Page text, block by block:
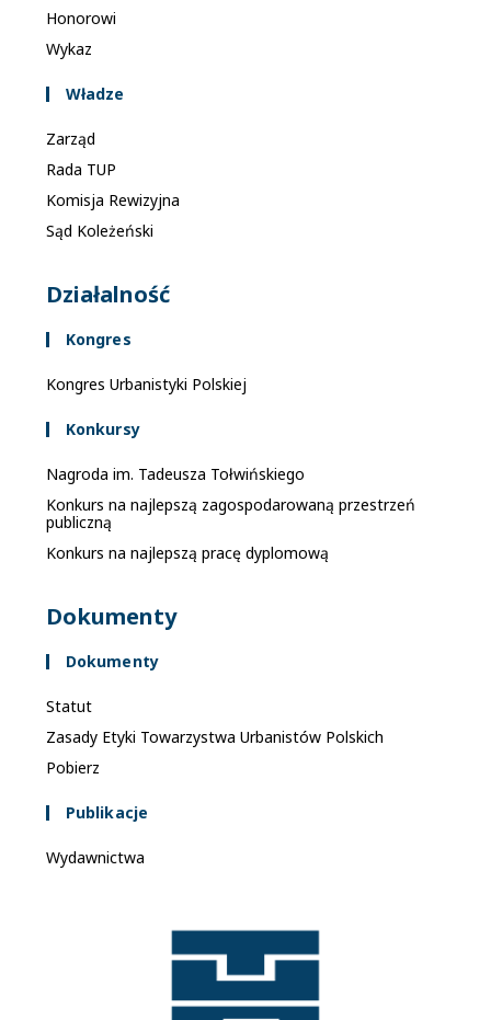
Honorowi
Wykaz
Władze
Zarząd
Rada TUP
Komisja Rewizyjna
Sąd Koleżeński
Działalność
Kongres
Kongres Urbanistyki Polskiej
Konkursy
Nagroda im. Tadeusza Tołwińskiego
Konkurs na najlepszą zagospodarowaną przestrzeń
publiczną
Konkurs na najlepszą pracę dyplomową
Dokumenty
Dokumenty
Statut
Zasady Etyki Towarzystwa Urbanistów Polskich
Pobierz
Publikacje
Wydawnictwa